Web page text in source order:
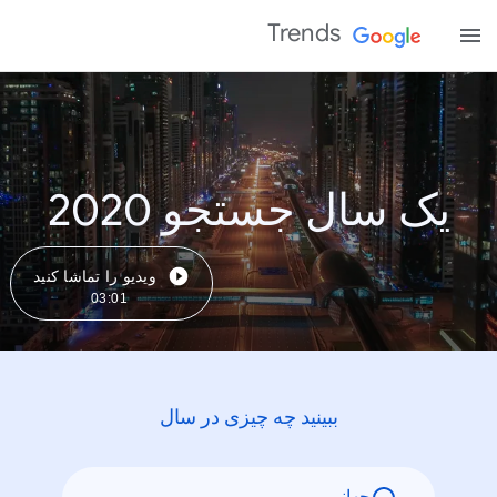
Trends
یک سال جستجو 2020
ویدیو را تماشا کنید
03:01
ببینید چه چیزی در سال